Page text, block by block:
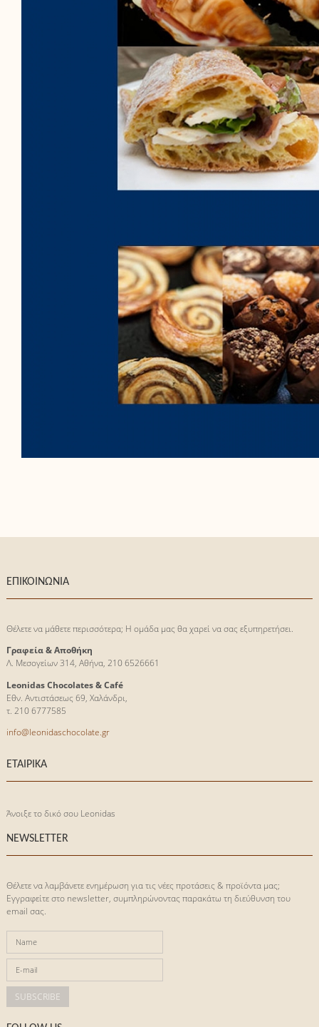
ΕΠΙΚΟΙΝΩΝΙΑ
Θέλετε να μάθετε περισσότερα; Η ομάδα μας θα χαρεί να σας εξυπηρετήσει.
Γραφεία & Αποθήκη
Λ. Μεσογείων 314, Αθήνα, 210 6526661
Leonidas Chocolates & Café
Εθν. Αντιστάσεως 69, Χαλάνδρι,
τ. 210 6777585
info@leonidaschocolate.gr
ΕΤΑΙΡΙΚΑ
Άνοιξε το δικό σου Leonidas
NEWSLETTER
Θέλετε να λαμβάνετε ενημέρωση για τις νέες προτάσεις & προϊόντα μας;
Eγγραφείτε στο newsletter, συμπληρώνοντας παρακάτω τη διεύθυνση του
email σας.